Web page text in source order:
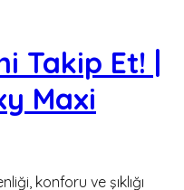
Takip Et! |
Maxi
konforu ve şıklığı